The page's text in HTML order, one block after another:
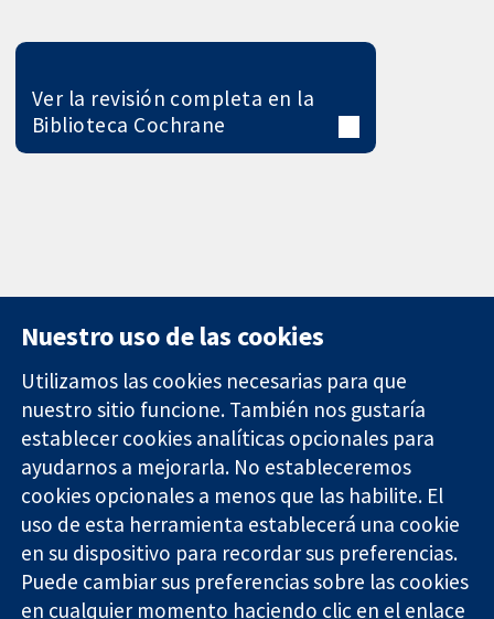
Ver la revisión completa en la
Biblioteca Cochrane
Evidencia fiable.
Decisiones
informadas.
Mejor salud.
11-13 Cavendish
Square
Londres
W1G 0AN
Reino Unido
Contacto
Noticias
Prensa
Sobre
nosotros
Empleo
Cochrane
Library
Nuestro uso de las cookies
Utilizamos las cookies necesarias para que
nuestro sitio funcione. También nos gustaría
establecer cookies analíticas opcionales para
ayudarnos a mejorarla. No estableceremos
cookies opcionales a menos que las habilite. El
uso de esta herramienta establecerá una cookie
en su dispositivo para recordar sus preferencias.
Puede cambiar sus preferencias sobre las cookies
en cualquier momento haciendo clic en el enlace